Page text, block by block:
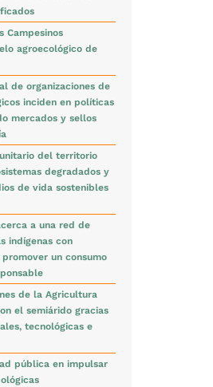
Campesinos
agroecológico de
de organizaciones de
inciden en políticas
mercados y sellos
del territorio
degradados y
de vida sostenibles
a una red de
indígenas con
un consumo
de la Agricultura
el semiárido gracias
tecnológicas e
pública en impulsar